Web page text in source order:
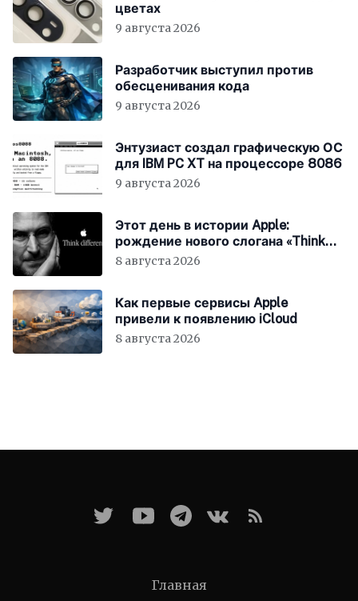
цветах
9 августа 2026
Разработчик выступил против
обесценивания кода
9 августа 2026
Энтузиаст создал графическую ОС
для IBM PC XT на процессоре 8086
9 августа 2026
Этот день в истории Apple:
рождение нового слогана «Think
Different»
8 августа 2026
Как первые сервисы Apple
привели к появлению iCloud
8 августа 2026
Главная